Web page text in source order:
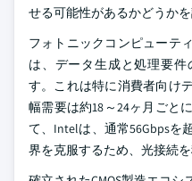
せる可能性があるかどうかを
フォトニックコンピューテ
は、データ生成と処理要
す。これは特に消費者向け
幅需要は約18～24ヶ月ごと
て、Intelは、通常56Gbpsを
界を克服するため、光接続